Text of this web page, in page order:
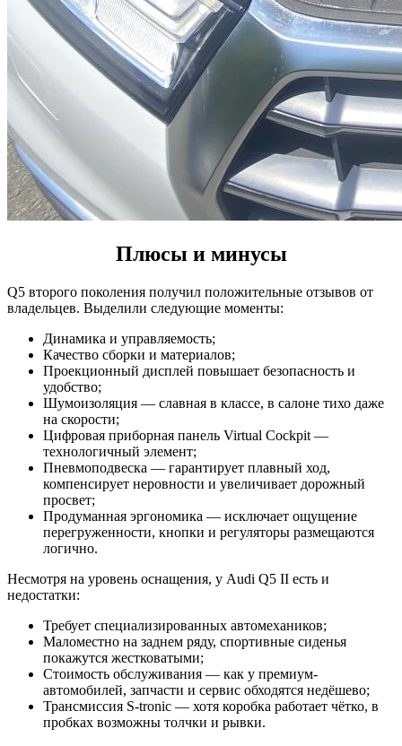
Плюсы и минусы
Q5 второго поколения получил положительные отзывов от
владельцев. Выделили следующие моменты:
Динамика и управляемость;
Качество сборки и материалов;
Проекционный дисплей повышает безопасность и
удобство;
Шумоизоляция — славная в классе, в салоне тихо даже
на скорости;
Цифровая приборная панель Virtual Cockpit —
технологичный элемент;
Пневмоподвеска — гарантирует плавный ход,
компенсирует неровности и увеличивает дорожный
просвет;
Продуманная эргономика — исключает ощущение
перегруженности, кнопки и регуляторы размещаются
логично.
Несмотря на уровень оснащения, у Audi Q5 II есть и
недостатки:
Требует специализированных автомехаников;
Маломестно на заднем ряду, спортивные сиденья
покажутся жестковатыми;
Стоимость обслуживания — как у премиум-
автомобилей, запчасти и сервис обходятся недёшево;
Трансмиссия S-tronic — хотя коробка работает чётко, в
пробках возможны толчки и рывки.